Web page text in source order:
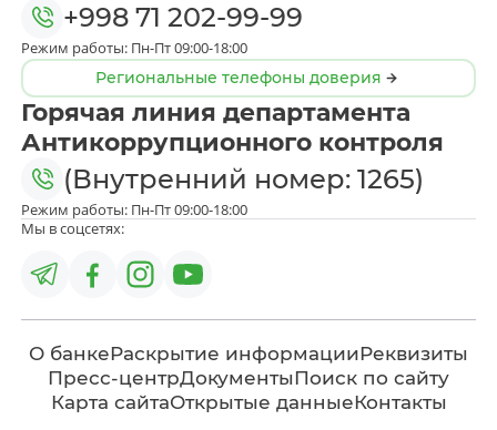
+998 71 202-99-99
Режим работы: Пн-Пт 09:00-18:00
Региональные телефоны доверия
Горячая линия департамента
Антикоррупционного контроля
(Внутренний номер: 1265)
Режим работы: Пн-Пт 09:00-18:00
Мы в соцсетях:
О банкеРаскрытие информацииРеквизиты
Пресс-центрДокументыПоиск по сайту
Карта сайтаОткрытые данныеКонтакты